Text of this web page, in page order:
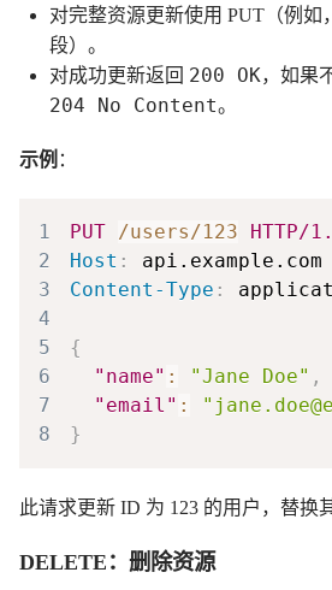
对完整资源更新使用 PUT（例如
段）。
对成功更新返回 200 OK，如果
204 No Content。
示例 ：
1 PUT /users/123
HTTP/
2
Host :
api.example.com
3
Content-Type :
4
5
{
6
"name" : "Jane Doe" ,
7
"email" :
8
}
此请求更新 ID 为 123 的用户，替换
DELETE：删除资源